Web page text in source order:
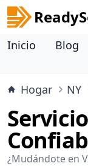
Inicio Blog
Hogar
NY
¿Mudándote en